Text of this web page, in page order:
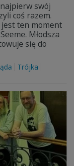
swój
coś razem.
jest ten moment
Młodsza
się do
Trójka